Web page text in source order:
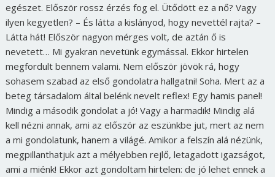
egészet. Először rossz érzés fog el. Ütődött ez a nő? Vagy
ilyen kegyetlen? – És látta a kislányod, hogy nevettél rajta? –
Látta hát! Először nagyon mérges volt, de aztán ő is
nevetett… Mi gyakran nevetünk egymással. Ekkor hirtelen
megfordult bennem valami. Nem először jövök rá, hogy
sohasem szabad az első gondolatra hallgatni! Soha. Mert az a
beteg társadalom által belénk nevelt reflex! Egy hamis panel!
Mindig a második gondolat a jó! Vagy a harmadik! Mindig alá
kell nézni annak, ami az először az eszünkbe jut, mert az nem
a mi gondolatunk, hanem a világé. Amikor a felszín alá nézünk,
megpillanthatjuk azt a mélyebben rejlő, letagadott igazságot,
ami a miénk! Ekkor azt gondoltam hirtelen: de jó lehet ennek a